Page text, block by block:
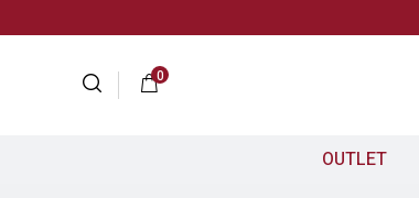
0
OUTLET